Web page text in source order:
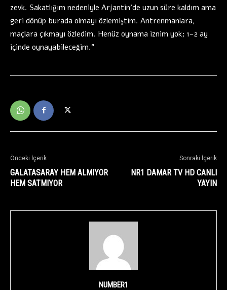
zevk. Sakatlığım nedeniyle Arjantin’de uzun süre kaldım ama
geri dönüp burada olmayı özlemiştim. Antrenmanlara,
maçlara çıkmayı özledim. Henüz oynama iznim yok; 1-2 ay
içinde oynayabileceğim.”
Önceki İçerik
GALATASARAY HEM ALMIYOR
HEM SATMIYOR
Sonraki İçerik
NR1 DAMAR TV HD CANLI
YAYIN
NUMBER1